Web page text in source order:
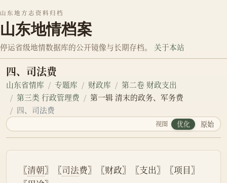
山东地方志资料归档
山东地情档案
停运省级地情数据库的公开镜像与长期存档。 关于本站
四、司法费
山东省情库 专题库 财政库
第二卷 财政支出
第三类 行政管理费
第一辑 清末的政务、军务费
四、司法费
视图 优化 原始
〖清朝〗〖司法费〗〖财政〗〖支出〗〖项目〗